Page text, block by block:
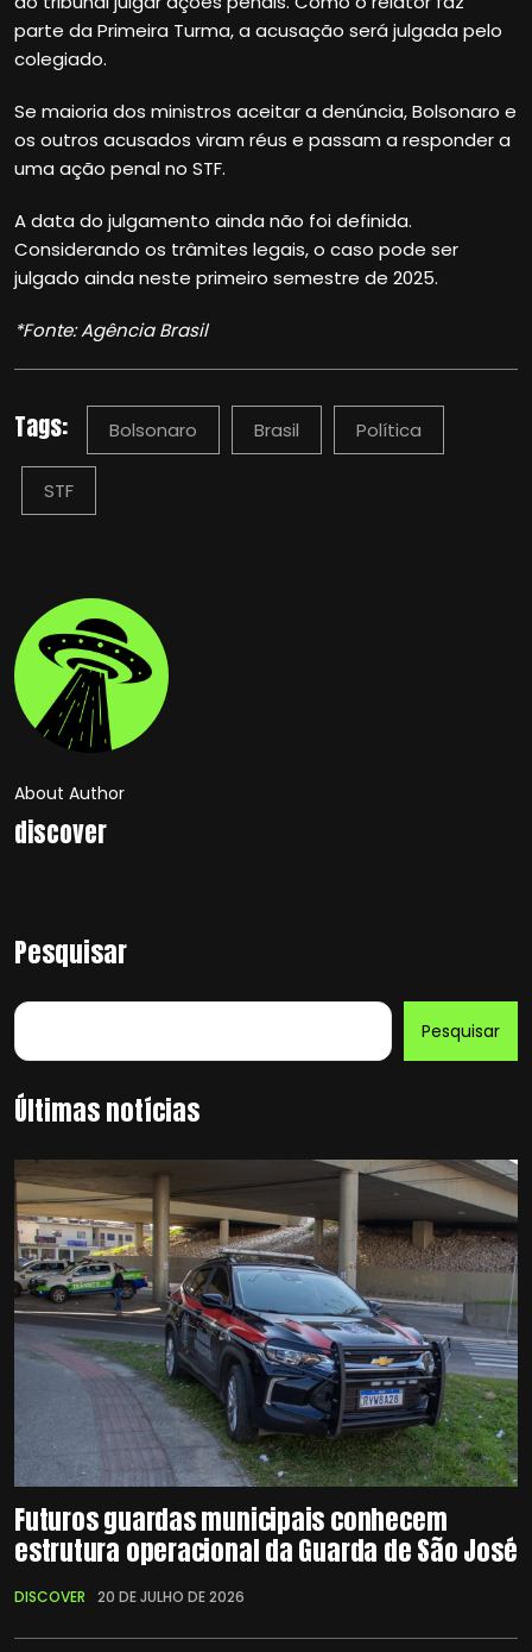
parte da Primeira Turma, a acusação será julgada pelo
colegiado.
Se maioria dos ministros aceitar a denúncia, Bolsonaro e
os outros acusados viram réus e passam a responder a
uma ação penal no STF.
A data do julgamento ainda não foi definida.
Considerando os trâmites legais, o caso pode ser
julgado ainda neste primeiro semestre de 2025.
*Fonte: Agência Brasil
Tags: Bolsonaro Brasil Política
STF
About Author
discover
Pesquisar
Pesquisar
Últimas notícias
Futuros guardas municipais conhecem
estrutura operacional da Guarda de São José
DISCOVER 20 DE JULHO DE 2026